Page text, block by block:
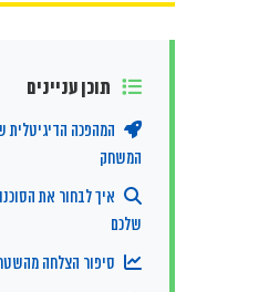
תוכן עניינים
המהפכה הדיגיטלית
המשחק
איך לבחור את
שלכם
סיפור הצלחה